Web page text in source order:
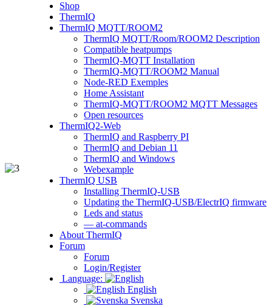
Shop
ThermIQ
ThermIQ MQTT/ROOM2
ThermIQ MQTT/Room/ROOM2 Description
Compatible heatpumps
ThermIQ-MQTT Installation
ThermIQ-MQTT/ROOM2 Manual
Node-RED Exemples
Home Assistant
ThermIQ-MQTT/ROOM2 MQTT Messages
Open resources
ThermIQ2-Web
ThermIQ and Raspberry PI
ThermIQ and Debian 11
ThermIQ and Windows
Webexample
ThermIQ USB
Installing ThermIQ-USB
Updating the ThermIQ-USB/ElectrIQ firmware
Leds and status
— at-commands
About ThermIQ
Forum
Forum
Login/Register
Language:
English
Svenska